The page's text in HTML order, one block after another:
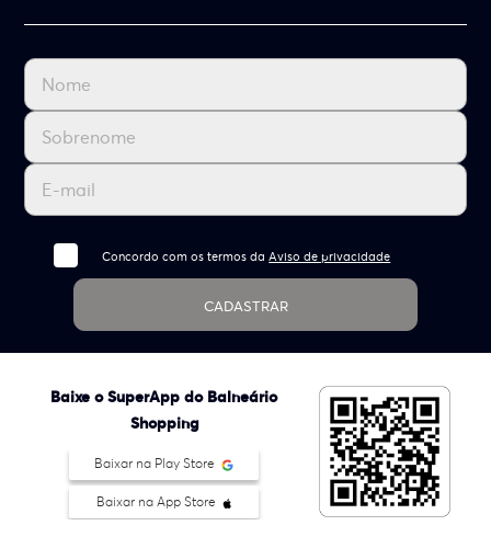
Concordo com os termos daAviso de privacidade
CADASTRAR
Baixe o SuperApp do Balneário
Shopping
Baixar na Play Store
Baixar na App Store